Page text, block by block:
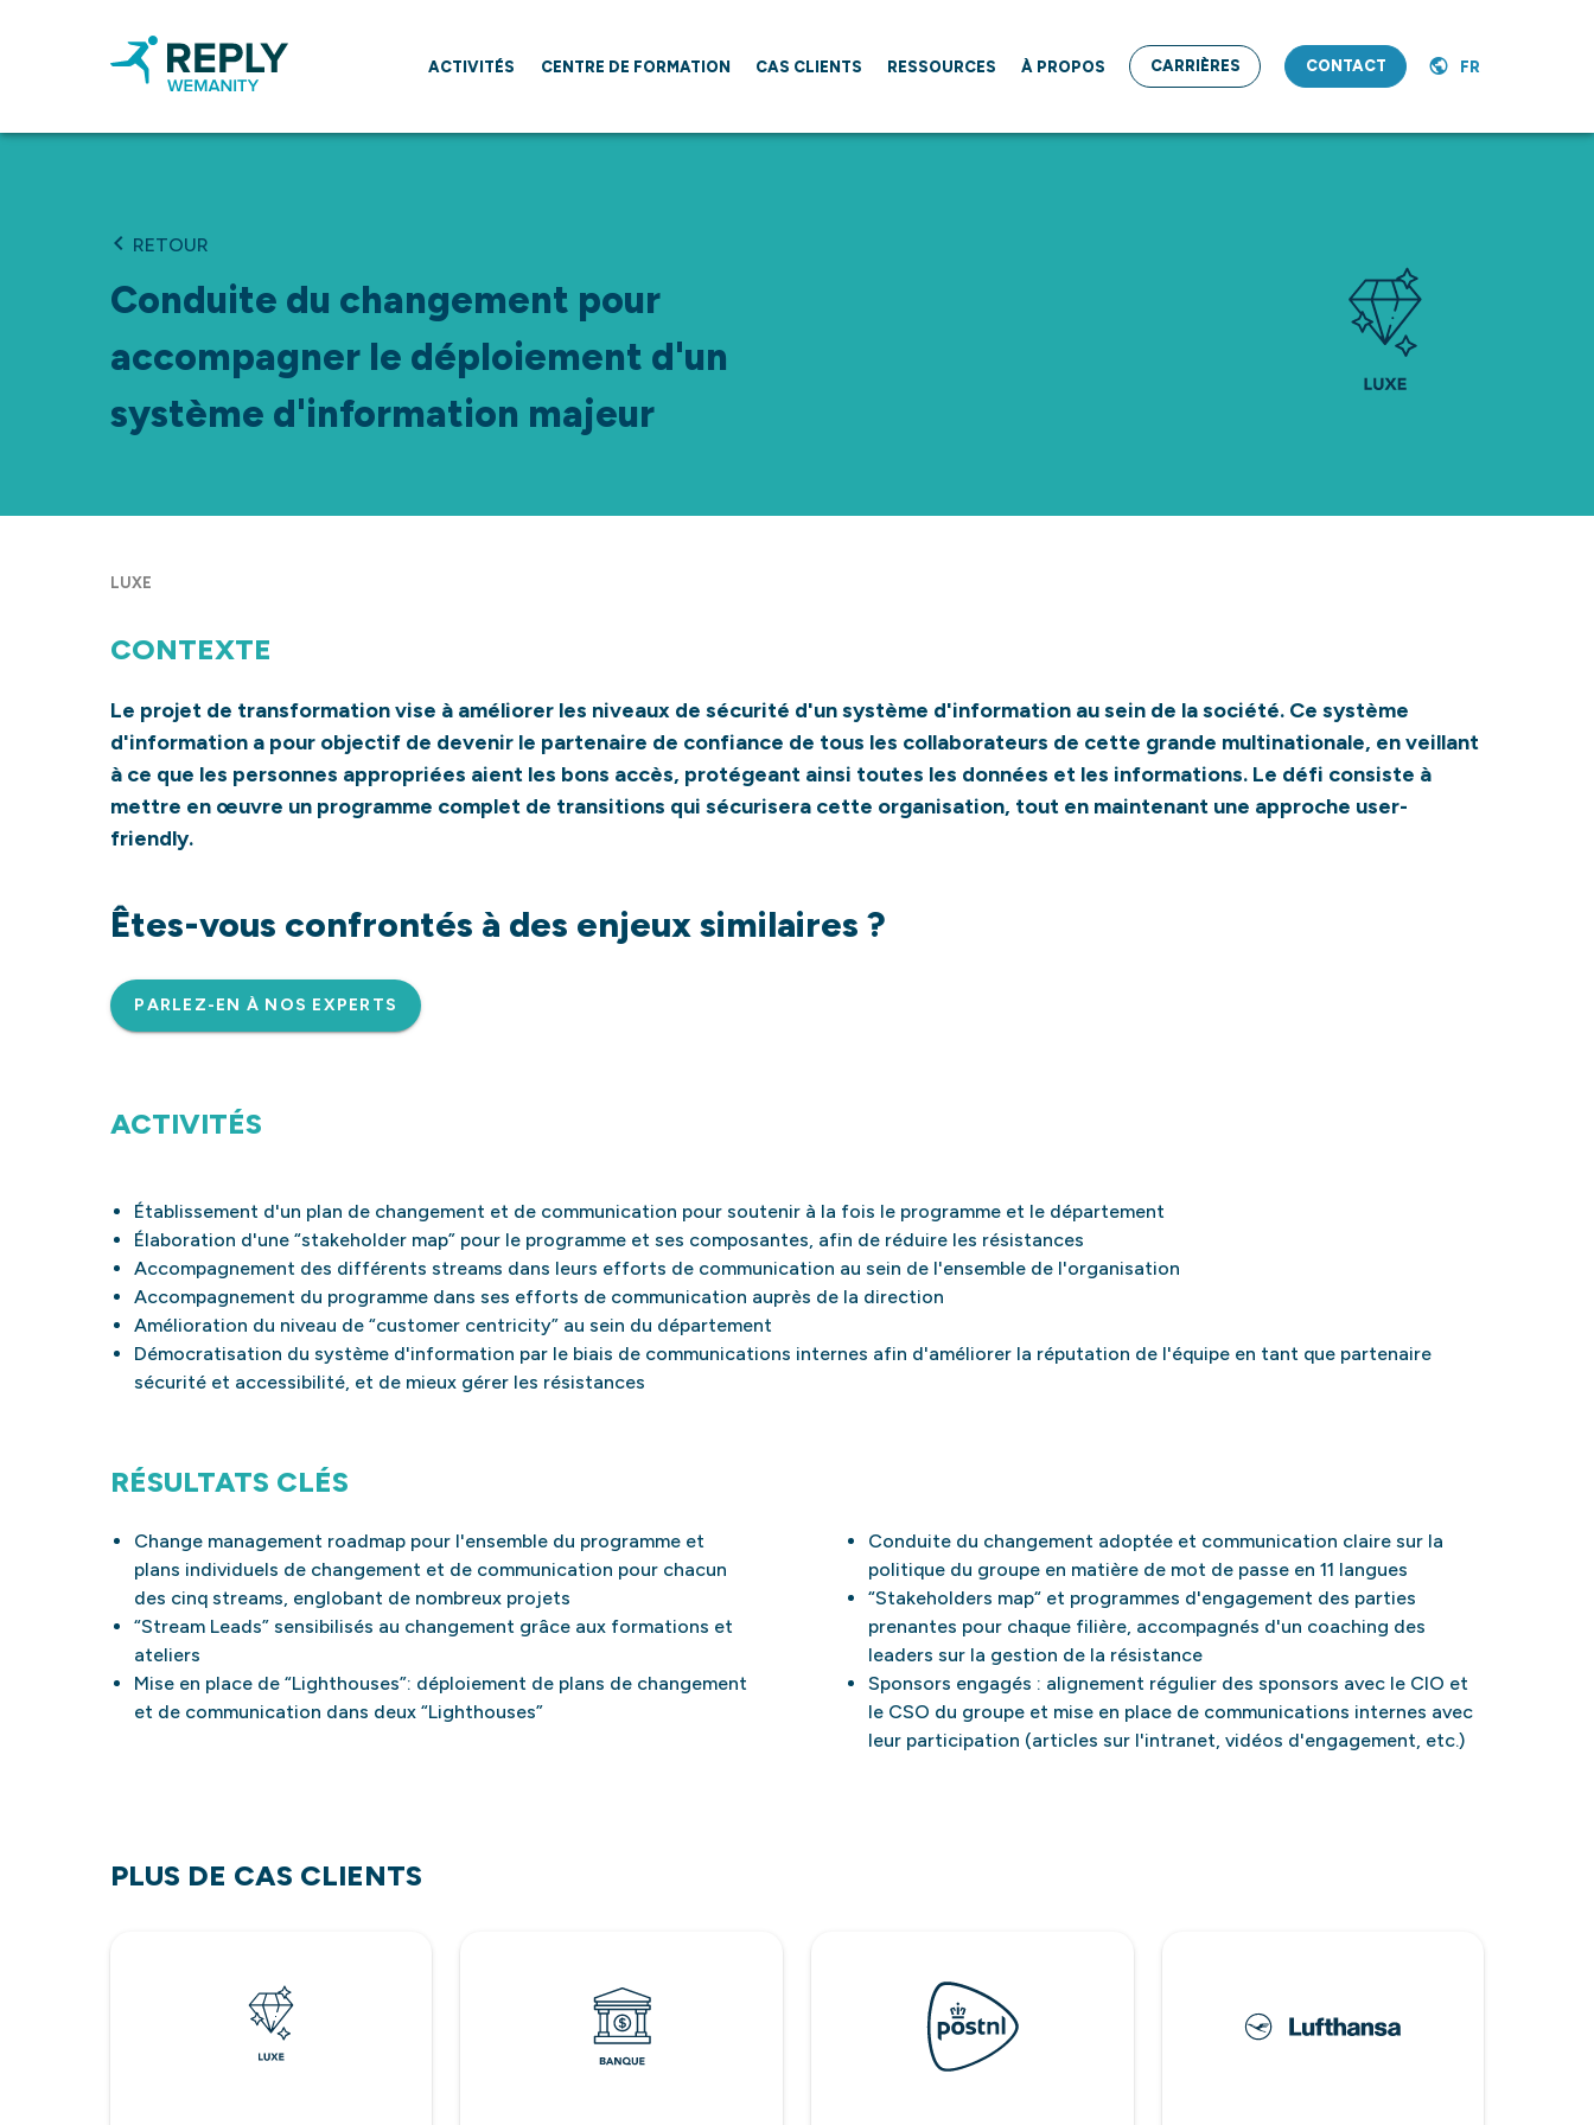
ACTIVITÉS CENTRE DE FORMATION CAS CLIENTS RESSOURCES À PROPOS CARRIÈRES CONTACT FR
RETOUR
Conduite du changement pour
accompagner le déploiement d'un
système d'information majeur
LUXE
CONTEXTE
Le projet de transformation vise à améliorer les niveaux de sécurité d'un système d'information au sein de la société. Ce système
d'information a pour objectif de devenir le partenaire de confiance de tous les collaborateurs de cette grande multinationale, en veillant
à ce que les personnes appropriées aient les bons accès, protégeant ainsi toutes les données et les informations. Le défi consiste à
mettre en œuvre un programme complet de transitions qui sécurisera cette organisation, tout en maintenant une approche user-
friendly.
Êtes-vous confrontés à des enjeux similaires ?
PARLEZ-EN À NOS EXPERTS
ACTIVITÉS
Établissement d'un plan de changement et de communication pour soutenir à la fois le programme et le département
Élaboration d'une “stakeholder map” pour le programme et ses composantes, afin de réduire les résistances
Accompagnement des différents streams dans leurs efforts de communication au sein de l'ensemble de l'organisation
Accompagnement du programme dans ses efforts de communication auprès de la direction
Amélioration du niveau de “customer centricity” au sein du département
Démocratisation du système d'information par le biais de communications internes afin d'améliorer la réputation de l'équipe en tant que partenaire
sécurité et accessibilité, et de mieux gérer les résistances
RÉSULTATS CLÉS
Change management roadmap pour l'ensemble du programme et
plans individuels de changement et de communication pour chacun
des cinq streams, englobant de nombreux projets
“Stream Leads” sensibilisés au changement grâce aux formations et
ateliers
Mise en place de “Lighthouses”: déploiement de plans de changement
et de communication dans deux “Lighthouses”
Conduite du changement adoptée et communication claire sur la
politique du groupe en matière de mot de passe en 11 langues
“Stakeholders map“ et programmes d'engagement des parties
prenantes pour chaque filière, accompagnés d'un coaching des
leaders sur la gestion de la résistance
Sponsors engagés : alignement régulier des sponsors avec le CIO et
le CSO du groupe et mise en place de communications internes avec
leur participation (articles sur l'intranet, vidéos d'engagement, etc.)
PLUS DE CAS CLIENTS